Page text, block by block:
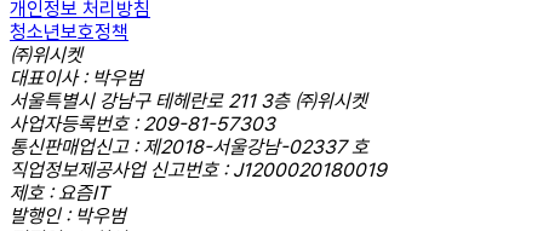
개인정보 처리방침
청소년보호정책
㈜위시켓
대표이사 : 박우범
서울특별시 강남구 테헤란로 211 3층 ㈜위시켓
사업자등록번호 : 209-81-57303
통신판매업신고 : 제2018-서울강남-02337 호
직업정보제공사업 신고번호 : J1200020180019
제호 : 요즘IT
발행인 : 박우범